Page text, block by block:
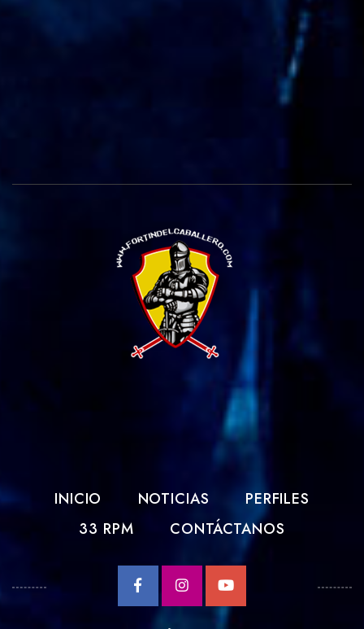
INICIO NOTICIAS
PERFILES
33 RPM
CONTÁCTANOS